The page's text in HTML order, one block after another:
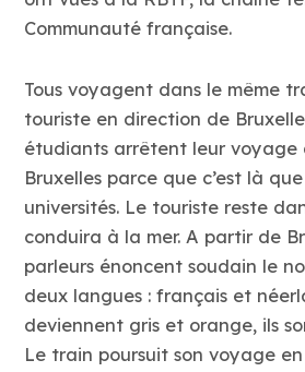
Communauté française.
Tous voyagent dans le même
touriste en direction de
étudiants arrêtent leur voyage
Bruxelles parce que c’est là
universités. Le touriste reste
conduira à la mer. A partir de
parleurs énoncent soudain le
deux langues : français et
deviennent gris et orange, ils
Le train poursuit son voyage